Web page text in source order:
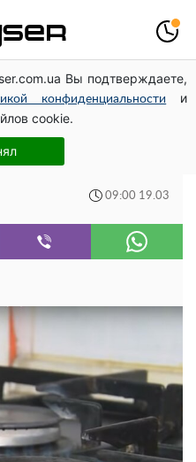
Вы подтверждаете,
конфиденциальности
и
cookie.
блиснула "принадами":
тарифи за
09:00 19.03